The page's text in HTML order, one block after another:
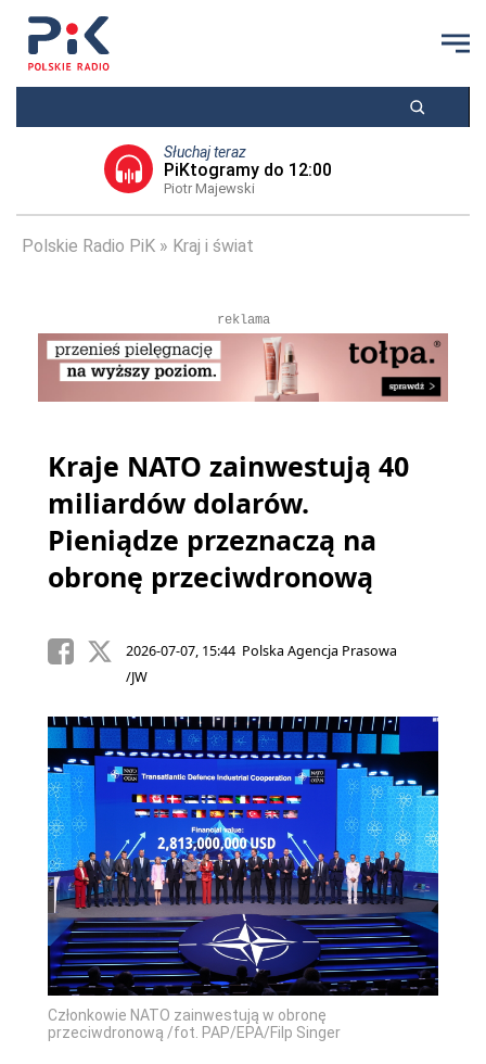
Słuchaj teraz
PiKtogramy do 12:00
Piotr Majewski
Polskie Radio PiK Kraj i świat
reklama
Kraje NATO zainwestują 40
miliardów dolarów.
Pieniądze przeznaczą na
obronę przeciwdronową
2026-07-07, 15:44 Polska Agencja Prasowa
/JW
Członkowie NATO zainwestują w obronę
przeciwdronową /fot. PAP/EPA/Filp Singer